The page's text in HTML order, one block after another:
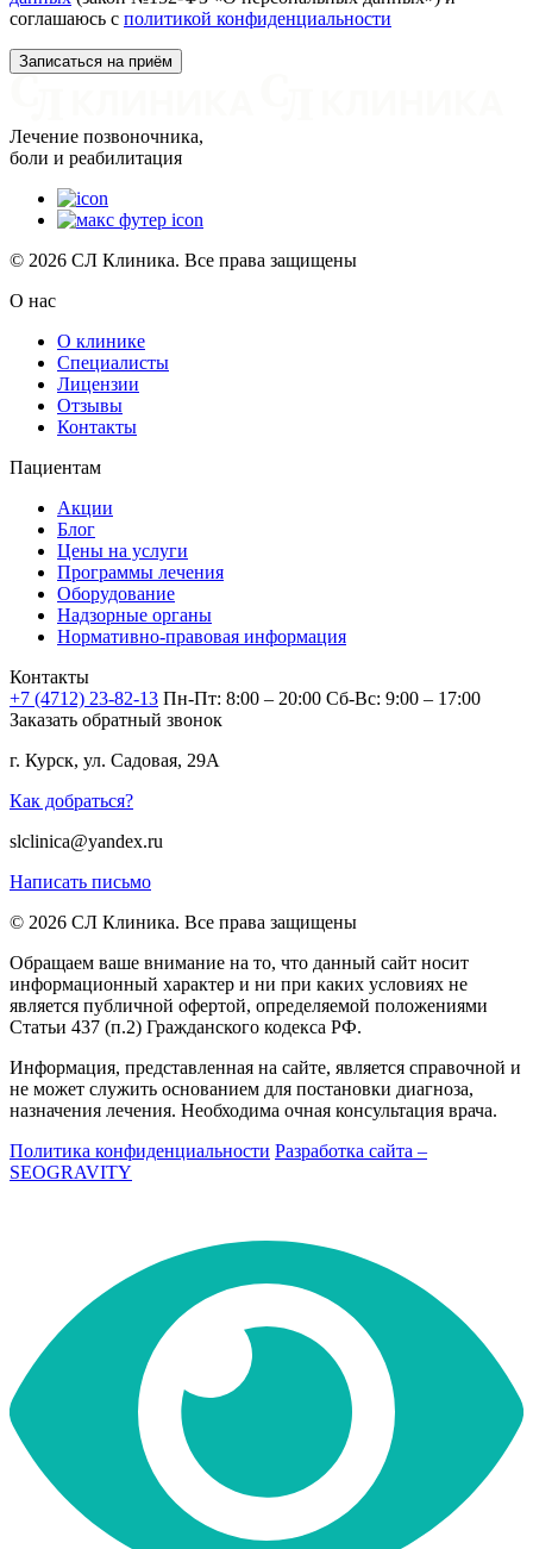
соглашаюсь с политикой конфиденциальности
Лечение позвоночника,
боли и реабилитация
© 2026 СЛ Клиника. Все права защищены
О нас
О клинике
Специалисты
Лицензии
Отзывы
Контакты
Пациентам
Акции
Блог
Цены на услуги
Программы лечения
Оборудование
Надзорные органы
Нормативно-правовая информация
Контакты
+7 (4712) 23-82-13 Пн-Пт: 8:00 – 20:00 Сб-Вс: 9:00 – 17:00
Заказать обратный звонок
г. Курск, ул. Садовая, 29А
Как добраться?
slclinica@yandex.ru
Написать письмо
© 2026 СЛ Клиника. Все права защищены
Обращаем ваше внимание на то, что данный сайт носит
информационный характер и ни при каких условиях не
является публичной офертой, определяемой положениями
Статьи 437 (п.2) Гражданского кодекса РФ.
Информация, представленная на сайте, является справочной и
не может служить основанием для постановки диагноза,
назначения лечения. Необходима очная консультация врача.
Политика конфиденциальности Разработка сайта –
SEOGRAVITY